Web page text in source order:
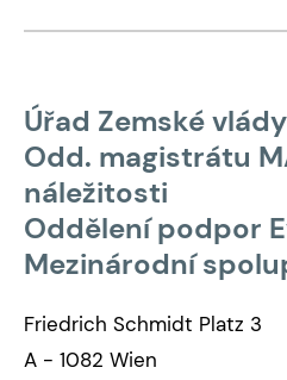
Úřad Zemské
Odd. magistrátu
náležitosti
Oddělení podpor
Mezinárodní
Friedrich Schmidt Platz 3
A - 1082 Wien